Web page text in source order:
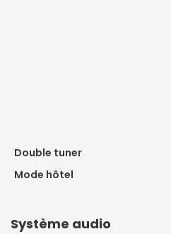
Double tuner
Mode hôtel
Système audio